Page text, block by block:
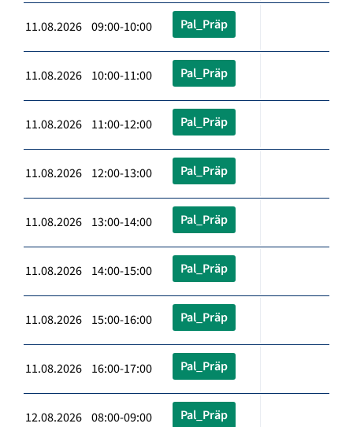
11.08.2026 09:00-10:00 Pal_Präp
11.08.2026 10:00-11:00 Pal_Präp
11.08.2026 11:00-12:00 Pal_Präp
11.08.2026 12:00-13:00 Pal_Präp
11.08.2026 13:00-14:00 Pal_Präp
11.08.2026 14:00-15:00 Pal_Präp
11.08.2026 15:00-16:00 Pal_Präp
11.08.2026 16:00-17:00 Pal_Präp
12.08.2026 08:00-09:00 Pal_Präp